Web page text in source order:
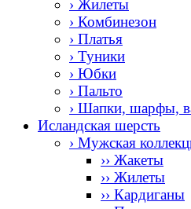
› Жилеты
› Комбинезон
› Платья
› Туники
› Юбки
› Пальто
› Шапки, шарфы,
Исландская шерсть
› Мужская
›› Жакеты
›› Жилеты
›› Кардиганы